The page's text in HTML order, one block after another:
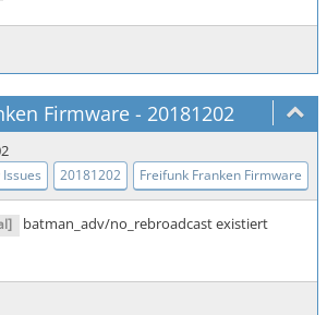
Firmware - 20181202
20181202 Freifunk Franken Firmware
batman_adv/no_rebroadcast existiert